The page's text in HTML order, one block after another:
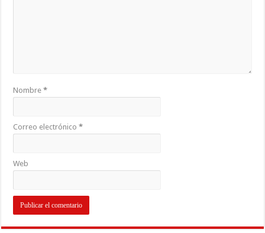
Nombre*
Correo electrónico*
Web